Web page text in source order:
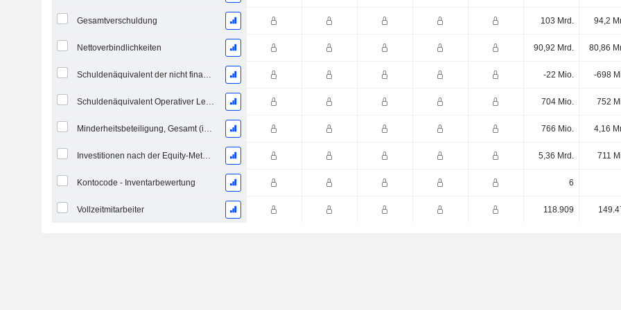
Gesamtverschuldung 103 Mrd. 94,2
Nettoverbindlichkeiten 90,92 Mrd. 80,86
Schuldenäquivalent der nicht finanzierten projizierten Leistungspflicht -22 Mio. -698
Schuldenäquivalent Operativer Leasingverträge 704 Mio. 752
Minderheitsbeteiligung, Gesamt (inkl. Fin. Div.) 766 Mio. 4,16
Investitionen nach der Equity-Methode, Gesamt 5,36 Mrd. 711
Kontocode - Inventarbewertung 6
Vollzeitmitarbeiter 118.909